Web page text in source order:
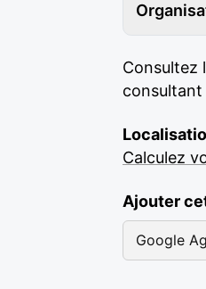
Consultez
consultant
Calculez
Ajouter
Google